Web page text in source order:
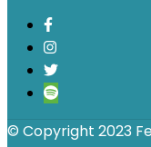
© Copyright 2023